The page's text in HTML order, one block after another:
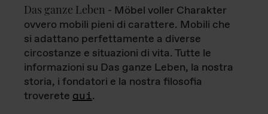
Das ganze Leben - Möbel voller Charakter
ovvero mobili pieni di carattere. Mobili che
si adattano perfettamente a diverse
circostanze e situazioni di vita. Tutte le
informazioni su Das ganze Leben, la nostra
storia, i fondatori e la nostra filosofia
troverete qui.